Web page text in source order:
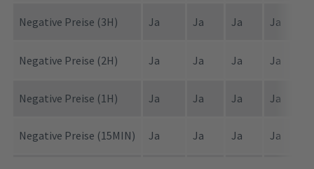
Negative Preise (3H) Ja Ja Ja Ja
Negative Preise (2H) Ja Ja Ja Ja
Negative Preise (1H) Ja Ja Ja Ja
Negative Preise (15MIN) Ja Ja Ja Ja